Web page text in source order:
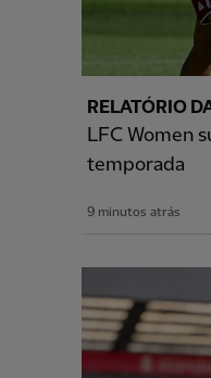
RELATÓRIO
LFC Women
temporada
9 minutos atrás